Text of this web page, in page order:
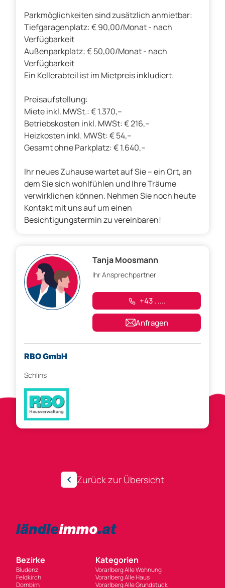
Parkmöglichkeiten sind zusätzlich anmietbar:
Tiefgaragenplatz: € 90,00/Monat - nach
Verfügbarkeit
Außenparkplatz: € 50,00/Monat - nach
Verfügbarkeit
Ein Kellerabteil ist im Mietpreis inkludiert.
Preisaufstellung:
Miete inkl. MWSt.: € 1.370,--
Betriebskosten inkl. MWSt: € 216,--
Heizkosten inkl. MWSt: € 54,--
Gesamt ohne Parkplatz: € 1.640,--
Ihr neues Zuhause wartet auf Sie – ein Ort, an
dem Sie sich wohlfühlen und Ihre Träume
verwirklichen können. Nehmen Sie noch heute
Kontakt mit uns auf um einen
Besichtigungstermin zu vereinbaren!
Tanja Moosmann
Ihr Ansprechpartner
+43 . ....
Anfragen
RBO GmbH
Schlins
Zurück zur Übersicht
Bezirke
Bludenz
Feldkirch
Dornbirn
Kategorien
Vorarlberg Alle Wohnung
Vorarlberg Alle Haus
Vorarlberg Alle Grundstück